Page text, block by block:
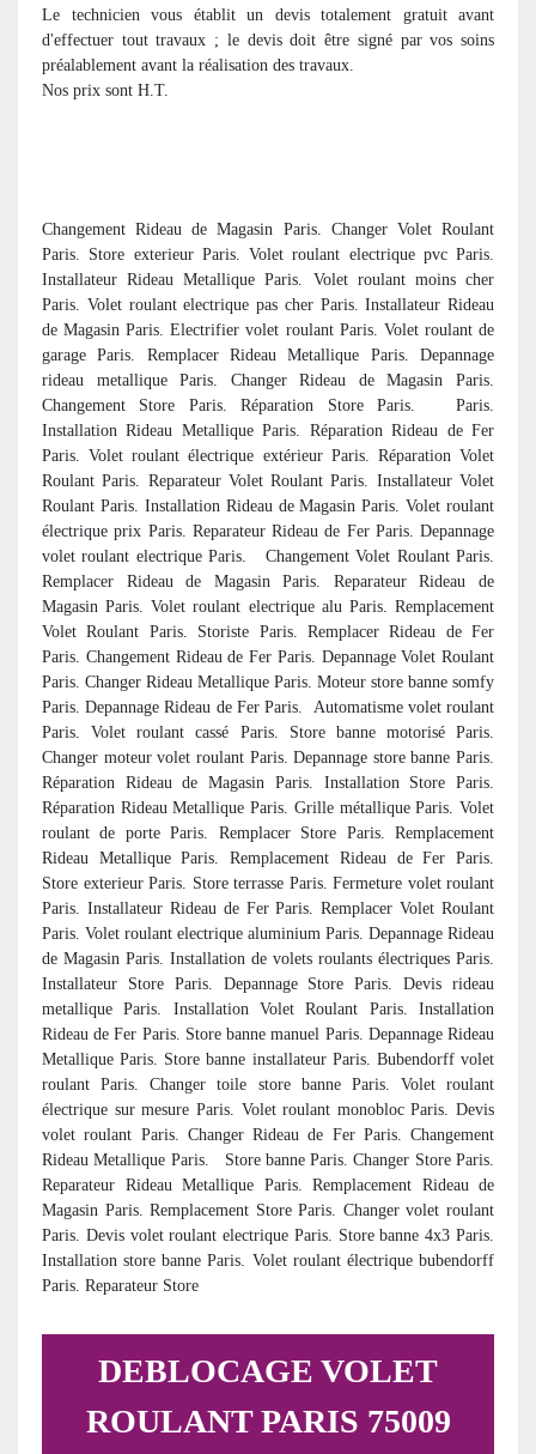
Le technicien vous établit un devis totalement gratuit avant
d'effectuer tout travaux ; le devis doit être signé par vos soins
préalablement avant la réalisation des travaux.
Nos prix sont H.T.
Changement Rideau de Magasin Paris. Changer Volet Roulant
Paris. Store exterieur Paris. Volet roulant electrique pvc Paris.
Installateur Rideau Metallique Paris. Volet roulant moins cher
Paris. Volet roulant electrique pas cher Paris. Installateur Rideau
de Magasin Paris. Electrifier volet roulant Paris. Volet roulant de
garage Paris. Remplacer Rideau Metallique Paris. Depannage
rideau metallique Paris. Changer Rideau de Magasin Paris.
Changement Store Paris. Réparation Store Paris. Paris.
Installation Rideau Metallique Paris. Réparation Rideau de Fer
Paris. Volet roulant électrique extérieur Paris. Réparation Volet
Roulant Paris. Reparateur Volet Roulant Paris. Installateur Volet
Roulant Paris. Installation Rideau de Magasin Paris. Volet roulant
électrique prix Paris. Reparateur Rideau de Fer Paris. Depannage
volet roulant electrique Paris. Changement Volet Roulant Paris.
Remplacer Rideau de Magasin Paris. Reparateur Rideau de
Magasin Paris. Volet roulant electrique alu Paris. Remplacement
Volet Roulant Paris. Storiste Paris. Remplacer Rideau de Fer
Paris. Changement Rideau de Fer Paris. Depannage Volet Roulant
Paris. Changer Rideau Metallique Paris. Moteur store banne somfy
Paris. Depannage Rideau de Fer Paris. Automatisme volet roulant
Paris. Volet roulant cassé Paris. Store banne motorisé Paris.
Changer moteur volet roulant Paris. Depannage store banne Paris.
Réparation Rideau de Magasin Paris. Installation Store Paris.
Réparation Rideau Metallique Paris. Grille métallique Paris. Volet
roulant de porte Paris. Remplacer Store Paris. Remplacement
Rideau Metallique Paris. Remplacement Rideau de Fer Paris.
Store exterieur Paris. Store terrasse Paris. Fermeture volet roulant
Paris. Installateur Rideau de Fer Paris. Remplacer Volet Roulant
Paris. Volet roulant electrique aluminium Paris. Depannage Rideau
de Magasin Paris. Installation de volets roulants électriques Paris.
Installateur Store Paris. Depannage Store Paris. Devis rideau
metallique Paris. Installation Volet Roulant Paris. Installation
Rideau de Fer Paris. Store banne manuel Paris. Depannage Rideau
Metallique Paris. Store banne installateur Paris. Bubendorff volet
roulant Paris. Changer toile store banne Paris. Volet roulant
électrique sur mesure Paris. Volet roulant monobloc Paris. Devis
volet roulant Paris. Changer Rideau de Fer Paris. Changement
Rideau Metallique Paris. Store banne Paris. Changer Store Paris.
Reparateur Rideau Metallique Paris. Remplacement Rideau de
Magasin Paris. Remplacement Store Paris. Changer volet roulant
Paris. Devis volet roulant electrique Paris. Store banne 4x3 Paris.
Installation store banne Paris. Volet roulant électrique bubendorff
Paris. Reparateur Store
DEBLOCAGE VOLET
ROULANT PARIS 75009